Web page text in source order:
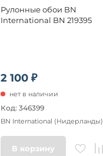
2 100 ₽
Рулонные обои BN
International BN 219395
нет в наличии
Код: 346399
BN International (Нидерланды)
В корзину